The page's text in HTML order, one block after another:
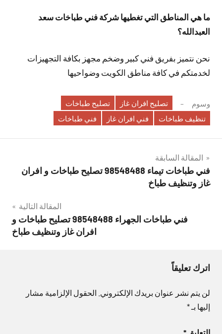
ما هي المناطق التي تغطيها شركة فني طباخات سعد
العبدالله؟
نحن نتميز بفريق فني كبير وضخم مجهز بكافة التجهيزات
لخدمتكم في كافة مناطق الكويت وضواحيها
وسوم تصليح افران غاز
تصليح طباخات
تنظيف طباخات
فني افران غاز فني طباخات
تصفّح
المقالات
المقالة السابقة
فني طباخات تيماء 98548488 تصليح طباخات و افران
غاز وتنظيف طباخ
المقالة التالية
فني طباخات الجهراء 98548488 تصليح طباخات و
افران غاز وتنظيف طباخ
اترك تعليقاً
لن يتم نشر عنوان بريدك الإلكتروني. الحقول الإلزامية مشار
إليها بـ*